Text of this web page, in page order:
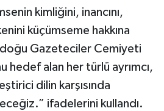
kimliğini, inancını,
küçümseme hakkına
Gazeteciler Cemiyeti
hedef alan her türlü ayrımcı,
dilin karşısında
ifadelerini kullandı.